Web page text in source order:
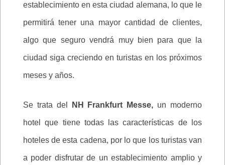
establecimiento en esta ciudad alemana, lo que le
permitirá tener una mayor cantidad de clientes,
algo que seguro vendrá muy bien para que la
ciudad siga creciendo en turistas en los próximos
meses y años.
Se trata del NH Frankfurt Messe, un moderno
hotel que tiene todas las características de los
hoteles de esta cadena, por lo que los turistas van
a poder disfrutar de un establecimiento amplio y